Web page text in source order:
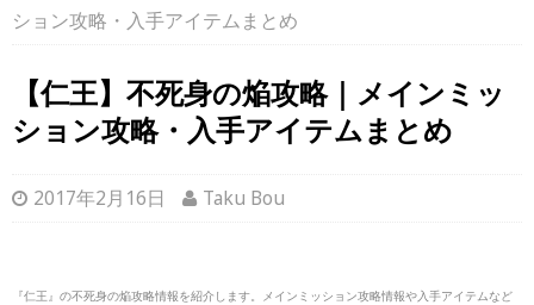
ション攻略・入手アイテムまとめ
【仁王】不死身の焔攻略｜メインミッ
ション攻略・入手アイテムまとめ
2017年2月16日 Taku Bou
『仁王』の不死身の焔攻略情報を紹介します。メインミッション攻略情報や入手アイテムなど